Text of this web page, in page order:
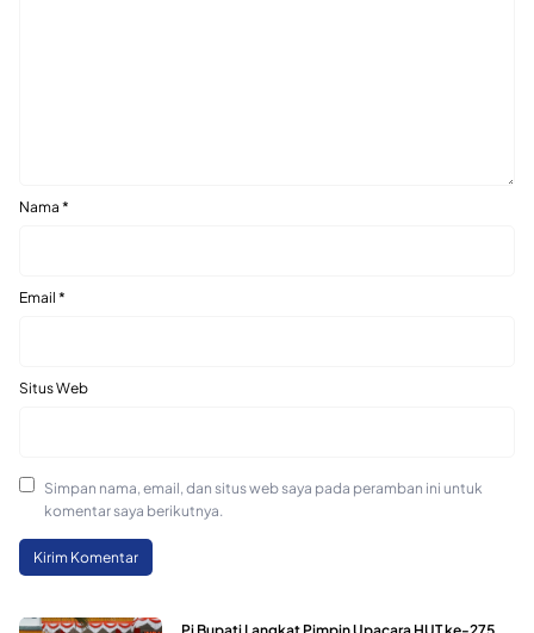
Nama *
Email *
Situs Web
Simpan nama, email, dan situs web saya pada peramban ini untuk
komentar saya berikutnya.